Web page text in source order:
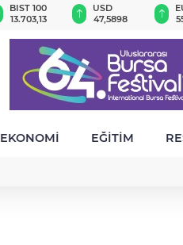
BIST 100
13.703,13
USD
47,5898
EKONOMİ EĞİTİM